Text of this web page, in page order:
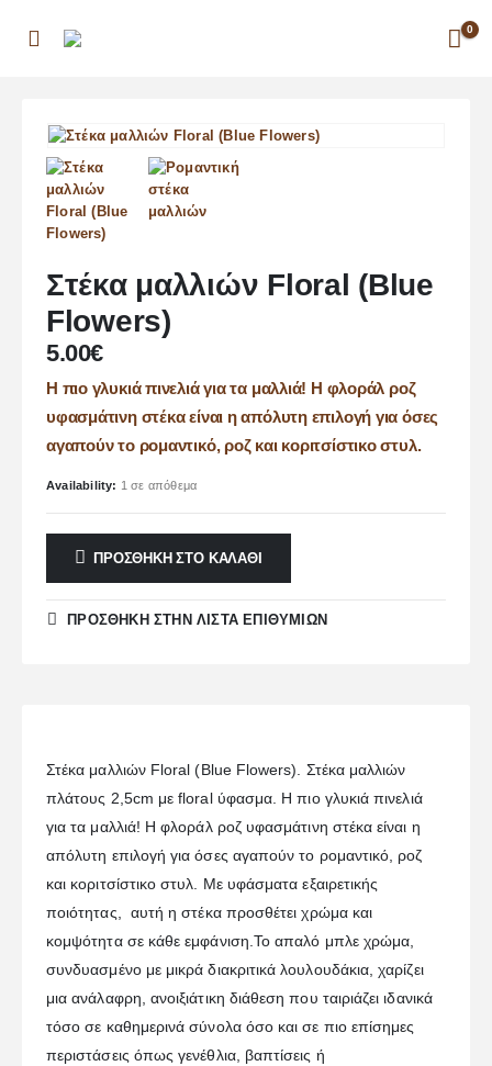
0
Στέκα μαλλιών Floral (Blue
Flowers)
5.00€
Η πιο γλυκιά πινελιά για τα μαλλιά! Η φλοράλ ροζ
υφασμάτινη στέκα είναι η απόλυτη επιλογή για όσες
αγαπούν το ρομαντικό, ροζ και κοριτσίστικο στυλ.
Availability: 1 σε απόθεμα
ΠΡΟΣΘΉΚΗ ΣΤΟ ΚΑΛΆΘΙ
ΠΡΌΣΘΉΚΗ ΣΤΗΝ ΛΊΣΤΑ ΕΠΙΘΥΜΙΏΝ
Στέκα μαλλιών Floral (Blue Flowers). Στέκα μαλλιών
πλάτους 2,5cm με floral ύφασμα. Η πιο γλυκιά πινελιά
για τα μαλλιά! Η φλοράλ ροζ υφασμάτινη στέκα είναι η
απόλυτη επιλογή για όσες αγαπούν το ρομαντικό, ροζ
και κοριτσίστικο στυλ. Με υφάσματα εξαιρετικής
ποιότητας, αυτή η στέκα προσθέτει χρώμα και
κομψότητα σε κάθε εμφάνιση.Το απαλό μπλε χρώμα,
συνδυασμένο με μικρά διακριτικά λουλουδάκια, χαρίζει
μια ανάλαφρη, ανοιξιάτικη διάθεση που ταιριάζει ιδανικά
τόσο σε καθημερινά σύνολα όσο και σε πιο επίσημες
περιστάσεις όπως γενέθλια, βαπτίσεις ή